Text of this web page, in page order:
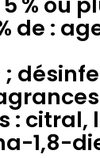
de :
: citral,
1,8-